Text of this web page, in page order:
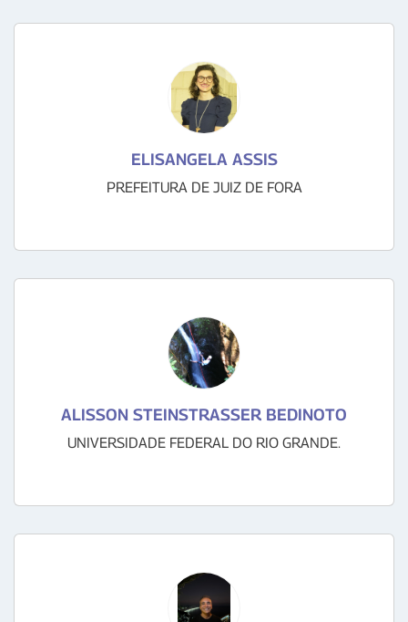
ELISANGELA ASSIS
PREFEITURA DE JUIZ DE FORA
ALISSON STEINSTRASSER BEDINOTO
UNIVERSIDADE FEDERAL DO RIO GRANDE.